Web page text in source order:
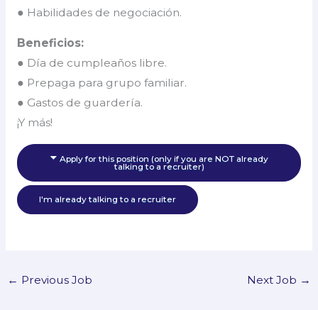
● Habilidades de negociación.
Beneficios:
● Día de cumpleaños libre.
● Prepaga para grupo familiar.
● Gastos de guardería.
¡Y más!
Apply for this position (only if you are NOT already
talking to a recruiter)
I'm already talking to a recruiter
← Previous Job Next Job →